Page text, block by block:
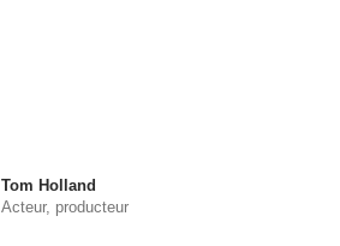
Tom Holland
Acteur, producteur